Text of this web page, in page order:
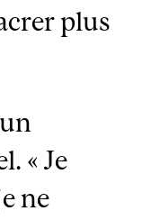
plus
« Je
ne